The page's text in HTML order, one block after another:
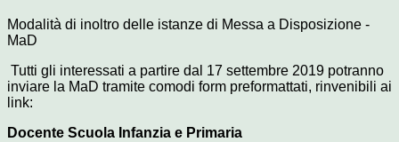
Modalità di inoltro delle istanze di Messa a Disposizione -
MaD
Tutti gli interessati a partire dal 17 settembre 2019 potranno
inviare la MaD tramite comodi form preformattati, rinvenibili ai
link:
Docente Scuola Infanzia e Primaria